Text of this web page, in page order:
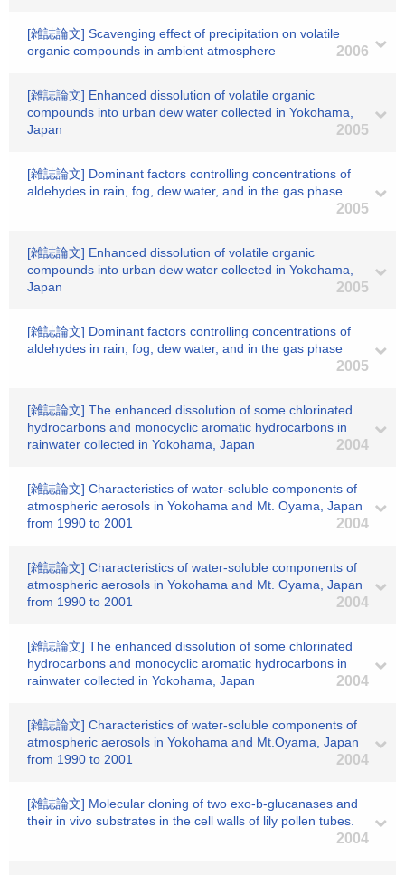
[雑誌論文] Scavenging effect of precipitation on volatile
organic compounds in ambient atmosphere
2006
[雑誌論文] Enhanced dissolution of volatile organic
compounds into urban dew water collected in Yokohama,
Japan
2005
[雑誌論文] Dominant factors controlling concentrations of
aldehydes in rain, fog, dew water, and in the gas phase
2005
[雑誌論文] Enhanced dissolution of volatile organic
compounds into urban dew water collected in Yokohama,
Japan
2005
[雑誌論文] Dominant factors controlling concentrations of
aldehydes in rain, fog, dew water, and in the gas phase
2005
[雑誌論文] The enhanced dissolution of some chlorinated
hydrocarbons and monocyclic aromatic hydrocarbons in
rainwater collected in Yokohama, Japan
2004
[雑誌論文] Characteristics of water-soluble components of
atmospheric aerosols in Yokohama and Mt. Oyama, Japan
from 1990 to 2001
2004
[雑誌論文] Characteristics of water-soluble components of
atmospheric aerosols in Yokohama and Mt. Oyama, Japan
from 1990 to 2001
2004
[雑誌論文] The enhanced dissolution of some chlorinated
hydrocarbons and monocyclic aromatic hydrocarbons in
rainwater collected in Yokohama, Japan
2004
[雑誌論文] Characteristics of water-soluble components of
atmospheric aerosols in Yokohama and Mt.Oyama, Japan
from 1990 to 2001
2004
[雑誌論文] Molecular cloning of two exo-b-glucanases and
their in vivo substrates in the cell walls of lily pollen tubes.
2004